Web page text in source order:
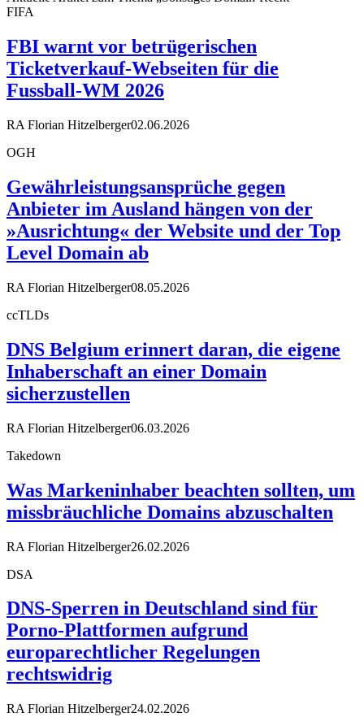
FIFA
FBI warnt vor betrügerischen
Ticketverkauf-Webseiten für die
Fussball-WM 2026
RA Florian Hitzelberger02.06.2026
OGH
Gewährleistungsansprüche gegen
Anbieter im Ausland hängen von der
»Ausrichtung« der Website und der Top
Level Domain ab
RA Florian Hitzelberger08.05.2026
ccTLDs
DNS Belgium erinnert daran, die eigene
Inhaberschaft an einer Domain
sicherzustellen
RA Florian Hitzelberger06.03.2026
Takedown
Was Markeninhaber beachten sollten, um
missbräuchliche Domains abzuschalten
RA Florian Hitzelberger26.02.2026
DSA
DNS-Sperren in Deutschland sind für
Porno-Plattformen aufgrund
europarechtlicher Regelungen
rechtswidrig
RA Florian Hitzelberger24.02.2026